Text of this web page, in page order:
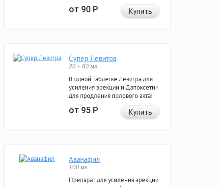
от 90Р Купить
Супер Левитра
20 + 60 мг
В одной таблетке Левитра для
усиления эрекции и Дапоксетин
для продления полового акта!
от 95Р Купить
Аванафил
100 мг
Препарат для усиления эрекции